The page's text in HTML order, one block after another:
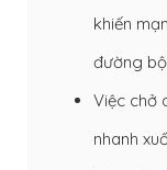
khiến
đường
Việc chở
nhanh